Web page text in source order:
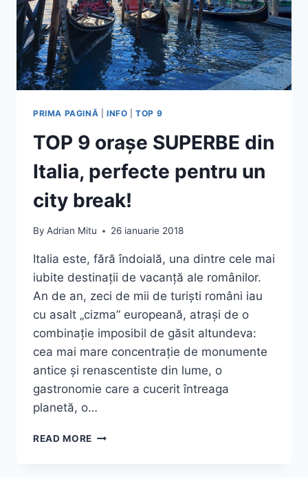
PRIMA PAGINĂ INFO |TOP 9
TOP 9 orașe SUPERBE din
Italia, perfecte pentru un
city break!
By Adrian Mitu 26 ianuarie 2018
Italia este, fără îndoială, una dintre cele mai
iubite destinații de vacanță ale românilor.
An de an, zeci de mii de turiști români iau
cu asalt „cizma” europeană, atrași de o
combinație imposibil de găsit altundeva:
cea mai mare concentrație de monumente
antice și renascentiste din lume, o
gastronomie care a cucerit întreaga
planetă, o…
READ MORE TOP